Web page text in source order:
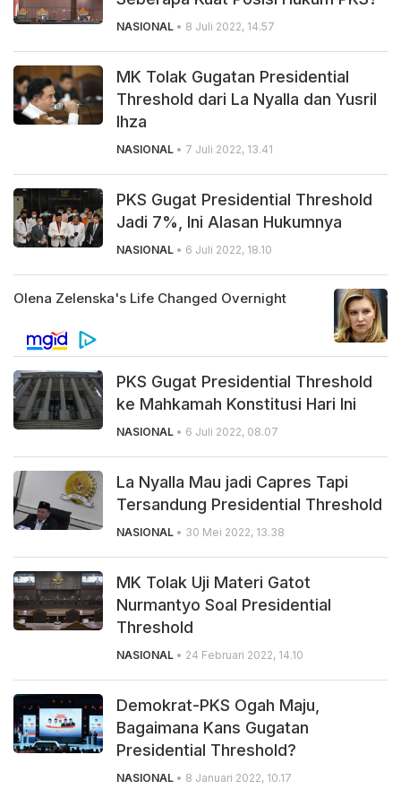
NASIONAL • 8 Juli 2022, 14.57
MK Tolak Gugatan Presidential
Threshold dari La Nyalla dan Yusril
Ihza
NASIONAL • 7 Juli 2022, 13.41
PKS Gugat Presidential Threshold
Jadi 7%, Ini Alasan Hukumnya
NASIONAL • 6 Juli 2022, 18.10
PKS Gugat Presidential Threshold
ke Mahkamah Konstitusi Hari Ini
NASIONAL • 6 Juli 2022, 08.07
La Nyalla Mau jadi Capres Tapi
Tersandung Presidential Threshold
NASIONAL • 30 Mei 2022, 13.38
MK Tolak Uji Materi Gatot
Nurmantyo Soal Presidential
Threshold
NASIONAL • 24 Februari 2022, 14.10
Demokrat-PKS Ogah Maju,
Bagaimana Kans Gugatan
Presidential Threshold?
NASIONAL • 8 Januari 2022, 10.17